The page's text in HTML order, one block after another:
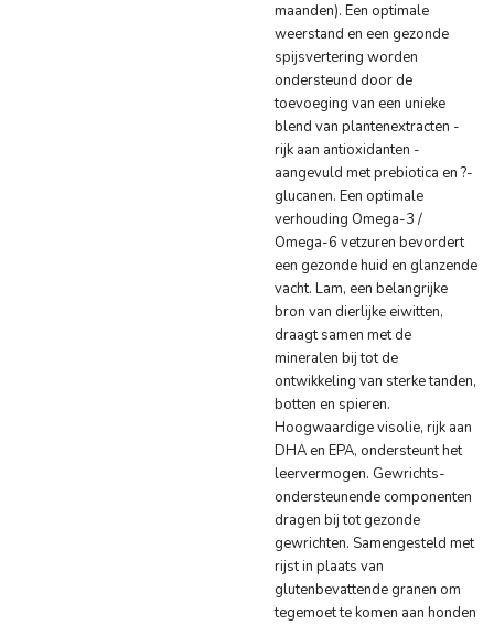
maanden). Een optimale
weerstand en een gezonde
spijsvertering worden
ondersteund door de
toevoeging van een unieke
blend van plantenextracten -
rijk aan antioxidanten -
aangevuld met prebiotica en ?-
glucanen. Een optimale
verhouding Omega-3 /
Omega-6 vetzuren bevordert
een gezonde huid en glanzende
vacht. Lam, een belangrijke
bron van dierlijke eiwitten,
draagt samen met de
mineralen bij tot de
ontwikkeling van sterke tanden,
botten en spieren.
Hoogwaardige visolie, rijk aan
DHA en EPA, ondersteunt het
leervermogen. Gewrichts-
ondersteunende componenten
dragen bij tot gezonde
gewrichten. Samengesteld met
rijst in plaats van
glutenbevattende granen om
tegemoet te komen aan honden